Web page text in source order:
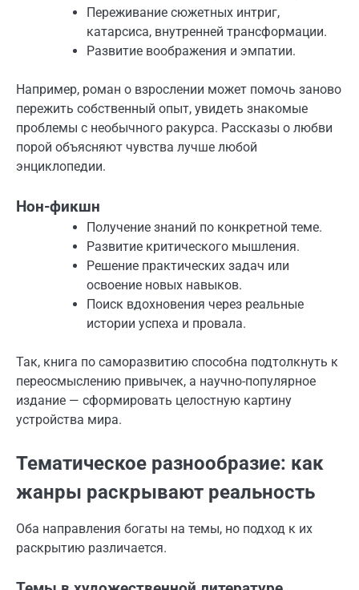
Переживание сюжетных интриг,
катарсиса, внутренней трансформации.
Развитие воображения и эмпатии.
Например, роман о взрослении может помочь заново
пережить собственный опыт, увидеть знакомые
проблемы с необычного ракурса. Рассказы о любви
порой объясняют чувства лучше любой
энциклопедии.
Нон-фикшн
Получение знаний по конкретной теме.
Развитие критического мышления.
Решение практических задач или
освоение новых навыков.
Поиск вдохновения через реальные
истории успеха и провала.
Так, книга по саморазвитию способна подтолкнуть к
переосмыслению привычек, а научно-популярное
издание — сформировать целостную картину
устройства мира.
Тематическое разнообразие: как
жанры раскрывают реальность
Оба направления богаты на темы, но подход к их
раскрытию различается.